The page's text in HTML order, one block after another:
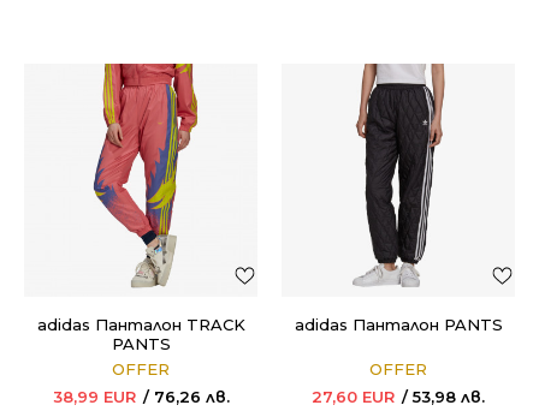
adidas Панталон TRACK
PANTS
OFFER
38,99 EUR 76,26 лв.
adidas Панталон PANTS
OFFER
27,60 EUR 53,98 лв.